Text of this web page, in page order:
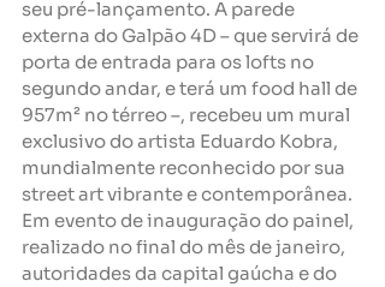
seu pré-lançamento. A parede
externa do Galpão 4D – que servirá de
porta de entrada para os lofts no
segundo andar, e terá um food hall de
957m² no térreo –, recebeu um mural
exclusivo do artista Eduardo Kobra,
mundialmente reconhecido por sua
street art vibrante e contemporânea.
Em evento de inauguração do painel,
realizado no final do mês de janeiro,
autoridades da capital gaúcha e do